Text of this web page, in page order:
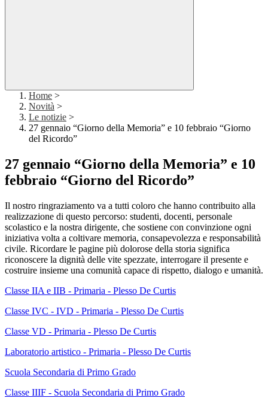
Home >
Novità >
Le notizie >
27 gennaio “Giorno della Memoria” e 10 febbraio “Giorno
del Ricordo”
27 gennaio “Giorno della Memoria” e 10
febbraio “Giorno del Ricordo”
Il nostro ringraziamento va a tutti coloro che hanno contribuito alla
realizzazione di questo percorso: studenti, docenti, personale
scolastico e la nostra dirigente, che sostiene con convinzione ogni
iniziativa volta a coltivare memoria, consapevolezza e responsabilità
civile. Ricordare le pagine più dolorose della storia significa
riconoscere la dignità delle vite spezzate, interrogare il presente e
costruire insieme una comunità capace di rispetto, dialogo e umanità.
Classe IIA e IIB - Primaria - Plesso De Curtis
Classe IVC - IVD - Primaria - Plesso De Curtis
Classe VD - Primaria - Plesso De Curtis
Laboratorio artistico - Primaria - Plesso De Curtis
Scuola Secondaria di Primo Grado
Classe IIIF - Scuola Secondaria di Primo Grado